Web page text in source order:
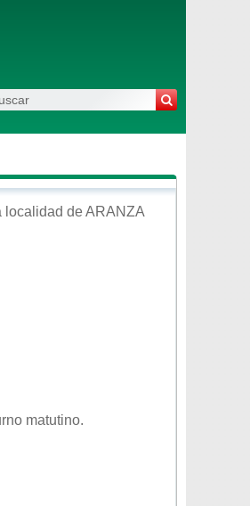
localidad deARANZA
matutino.